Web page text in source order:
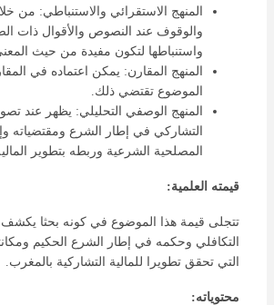
المنهج الاستقرائي والاستنباطي: من
والوقوف عند النصوص والأقوال ذات
واستنباطها لتكون مفيدة من حيث
المنهج المقارن: يمكن اعتماده في
الموضوع تقتضي ذلك.
المنهج الوصفي التحليلي: يظهر عند
التشاركي في إطار الشرع ومقتضياته
المصلحية الشرعية وربطه بتطوير
قيمته العلمية:
تتجلى قيمة هذا الموضوع في كونه بحثا يكشف
التكافلي وحكمه في إطار الشرع الحكيم
التي تحقق تطويرا للمالية التشاركية بالمغرب.
محتوياته: